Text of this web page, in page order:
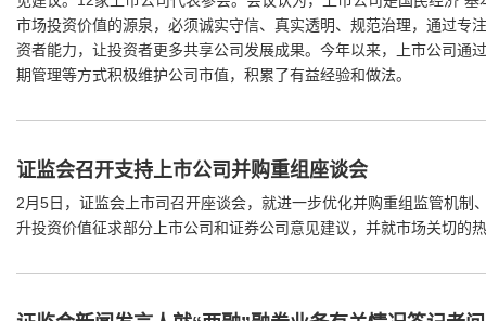
市场投资价值的源泉，必须诚实守信、真实透明、规范治理，通过专
资者能力，让投资者更多共享公司发展成果。今年以来，上市公司通
期管理等方式积极维护公司市值，积累了有益经验和做法。
证监会召开支持上市公司并购重组座谈会
2月5日，证监会上市司召开座谈会，就进一步优化并购重组监管机制
升投资价值征求部分上市公司和证券公司意见建议，并就市场关切的